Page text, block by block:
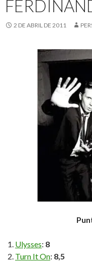
2 DE ABRIL DE 2011
Ulysses: 8
Turn It On: 8,5